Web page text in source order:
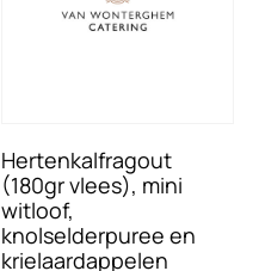
Hertenkalfragout
(180gr vlees), mini
witloof,
knolselderpuree en
krielaardappelen